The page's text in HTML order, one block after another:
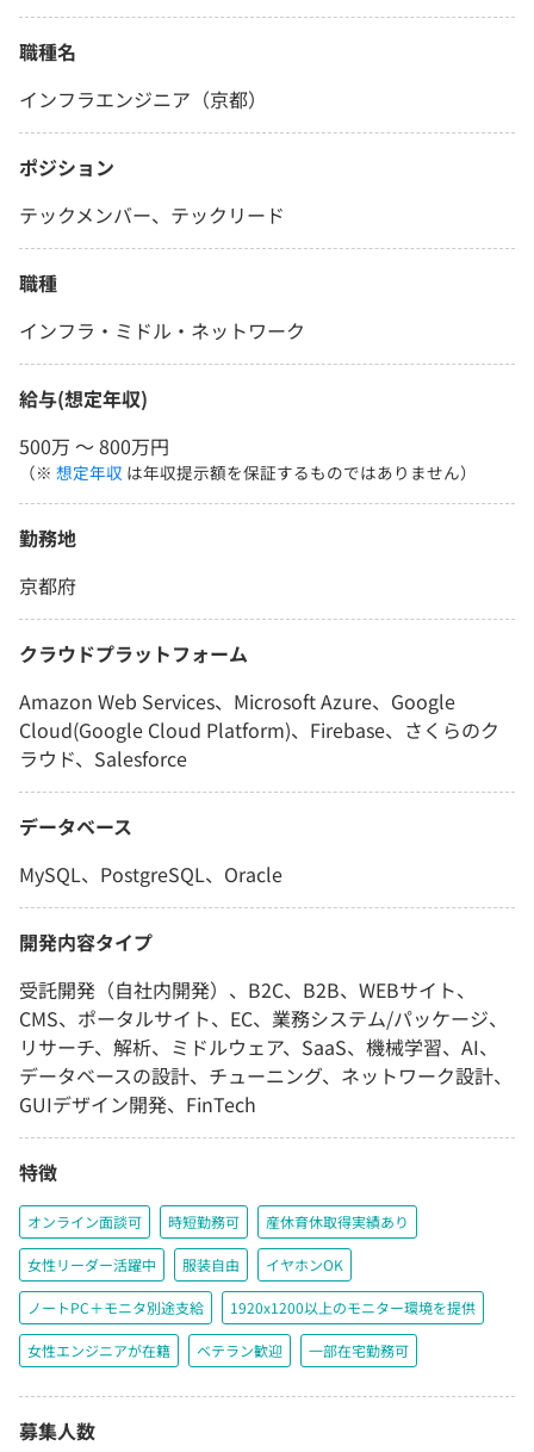
職種名
インフラエンジニア（京都）
ポジション
テックメンバー、テックリード
職種
インフラ・ミドル・ネットワーク
給与(想定年収)
500万 〜 800万円
（※ 想定年収 は年収提示額を保証するものではありません）
勤務地
京都府
クラウドプラットフォーム
Amazon Web Services、Microsoft Azure、Google
Cloud(Google Cloud Platform)、Firebase、さくらのク
ラウド、Salesforce
データベース
MySQL、PostgreSQL、Oracle
開発内容タイプ
受託開発（自社内開発）、B2C、B2B、WEBサイト、
CMS、ポータルサイト、EC、業務システム/パッケージ、
リサーチ、解析、ミドルウェア、SaaS、機械学習、AI、
データベースの設計、チューニング、ネットワーク設計、
GUIデザイン開発、FinTech
特徴
オンライン面談可 時短勤務可 産休育休取得実績あり
女性リーダー活躍中 服装自由 イヤホンOK
ノートPC＋モニタ別途支給 1920x1200以上のモニター環境を提供
女性エンジニアが在籍 ベテラン歓迎 一部在宅勤務可
募集人数